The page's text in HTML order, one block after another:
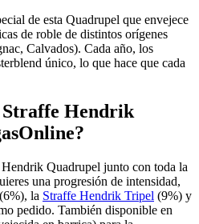
de esta Quadrupel que envejece
de roble de distintos orígenes
Calvados). Cada año, los
único, lo que hace que cada
Hendrik
Quadrupel junto con toda la
una progresión de intensidad,
(6%), la Straffe Hendrik Tripel (9%) y
pedido. También disponible en